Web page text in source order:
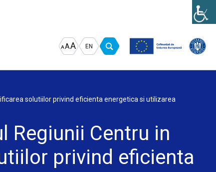
A
Decrease
font
A Reset
font
AIncrease
font
EN
solutiilor privind eficienta energetica si utilizarea
Regiunii Centru in
privind eficienta